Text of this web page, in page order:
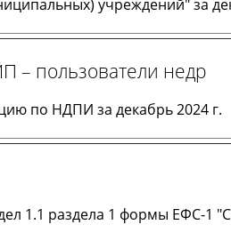
учреждений" за
– пользователи недр
по НДПИ за декабрь 2024 г.
1.1 раздела 1 формы ЕФС-1